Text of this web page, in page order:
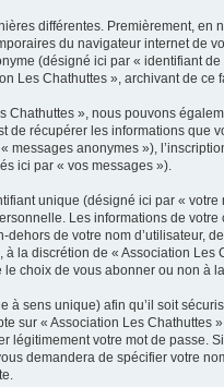
différentes. Premièrement,
du navigateur internet de
(désigné ici par « identifiant
Les Chathuttes », archivant de
Chathuttes », nous pouvons
de récupérer les informations que
messages anonymes »),
ici par « vos messages »).
unique (désigné ici par «
Les informations de
de votre nom d’utilisateur,
la discrétion de « Association
choix de vous abonner ou non à
à sens unique) afin qu’il soit
sur « Association Les
légitimement votre mot de passe.
demandera de spécifier votre